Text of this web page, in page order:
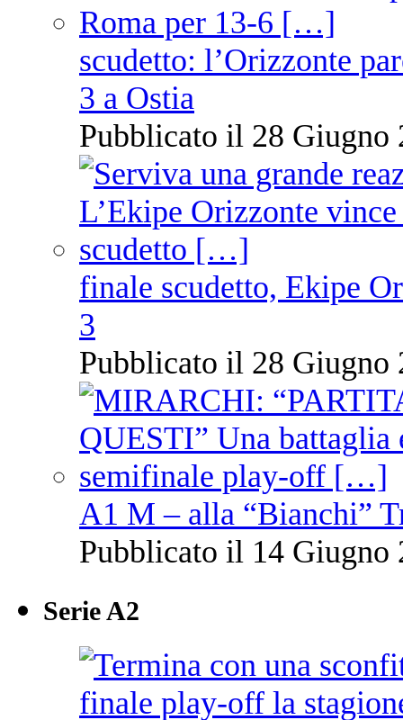
scudetto: l’Orizzonte
3 a Ostia
Pubblicato il 28 Giugno
finale scudetto, Ekipe
3
Pubblicato il 28 Giugno
A1 M – alla “Bianchi”
Pubblicato il 14 Giugno
Serie A2